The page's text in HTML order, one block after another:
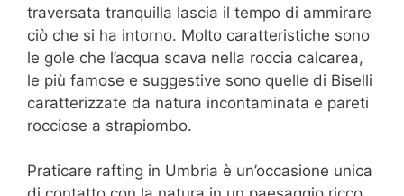
traversata tranquilla lascia il tempo di ammirare
ciò che si ha intorno. Molto caratteristiche sono
le gole che l’acqua scava nella roccia calcarea,
le più famose e suggestive sono quelle di Biselli
caratterizzate da natura incontaminata e pareti
rocciose a strapiombo.
Praticare rafting in Umbria è un’occasione unica